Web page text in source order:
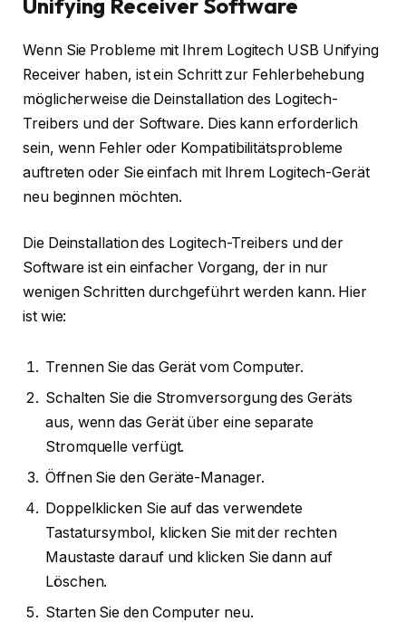
Wenn Sie Probleme mit Ihrem Logitech USB Unifying
Receiver haben, ist ein Schritt zur Fehlerbehebung
möglicherweise die Deinstallation des Logitech-
Treibers und der Software. Dies kann erforderlich
sein, wenn Fehler oder Kompatibilitätsprobleme
auftreten oder Sie einfach mit Ihrem Logitech-Gerät
neu beginnen möchten.
Die Deinstallation des Logitech-Treibers und der
Software ist ein einfacher Vorgang, der in nur
wenigen Schritten durchgeführt werden kann. Hier
ist wie:
Trennen Sie das Gerät vom Computer.
Schalten Sie die Stromversorgung des Geräts
aus, wenn das Gerät über eine separate
Stromquelle verfügt.
Öffnen Sie den Geräte-Manager.
Doppelklicken Sie auf das verwendete
Tastatursymbol, klicken Sie mit der rechten
Maustaste darauf und klicken Sie dann auf
Löschen.
Starten Sie den Computer neu.